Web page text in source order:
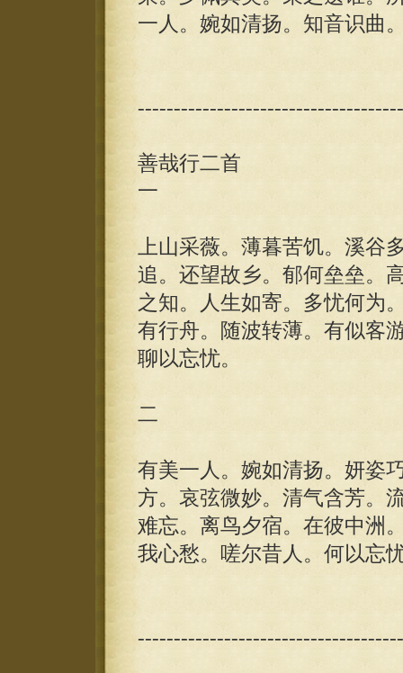
一人。婉如清扬。知音识曲
善哉行二首
一
上山采薇。薄暮苦饥。溪谷
追。还望故乡。郁何垒垒。
之知。人生如寄。多忧何为
有行舟。随波转薄。有似客
聊以忘忧。
二
有美一人。婉如清扬。妍姿
方。哀弦微妙。清气含芳。
难忘。离鸟夕宿。在彼中洲
我心愁。嗟尔昔人。何以忘